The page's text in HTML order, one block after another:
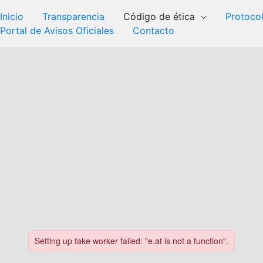
Inicio Transparencia Código de ética
Portal de Avisos Oficiales
Contacto